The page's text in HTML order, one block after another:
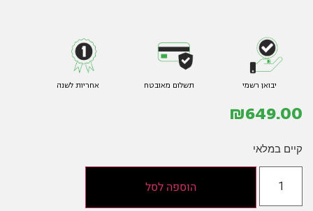
יבואן רשמי תשלום מאובטח אחריות לשנה
₪649.00
קיים במלאי
הוספה לסל